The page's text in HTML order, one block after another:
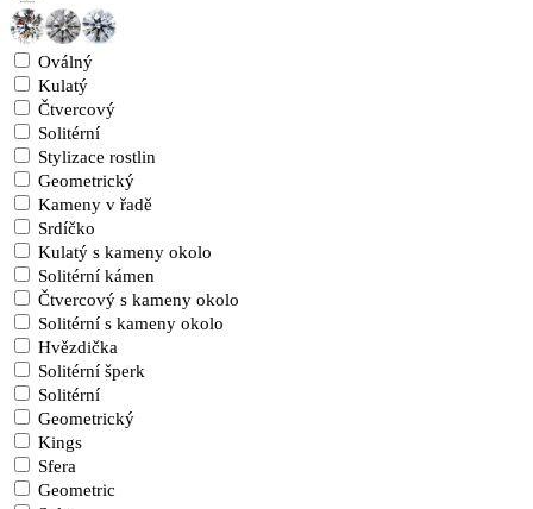
Oválný
Kulatý
Čtvercový
Solitérní
Stylizace rostlin
Geometrický
Kameny v řadě
Srdíčko
Kulatý s kameny okolo
Solitérní kámen
Čtvercový s kameny okolo
Solitérní s kameny okolo
Hvězdička
Solitérní šperk
Solitérní
Geometrický
Kings
Sfera
Geometric